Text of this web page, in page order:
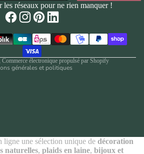
les réseaux pour ne rien manquer !
Commerce électronique propulsé par Shopify
générales et politiques
vente
une sélection unique de décoration
naturelles, plaids en laine, bijoux et